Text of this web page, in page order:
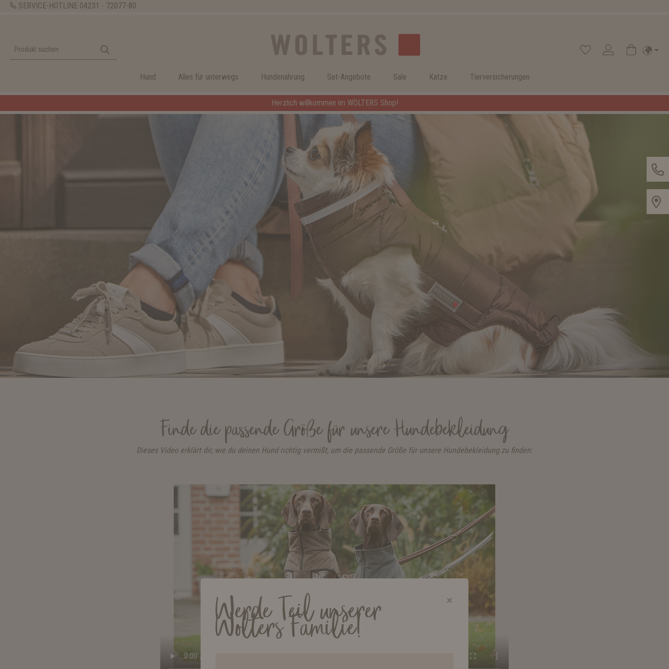
SERVICE-HOTLINE 04231 - 72077-80
Hund Alles für unterwegs Hundenahrung Set-Angebote Sale Katze Tierversicherungen
Herzlich willkommen im WOLTERS Shop!
Finde die passende Größe für unsere Hundebekleidung
Dieses Video erklärt dir, wie du deinen Hund richtig vermißt, um die passende Größe für unsere Hundebekleidung zu finden:
Werde Teil unserer
Wolters Familie!